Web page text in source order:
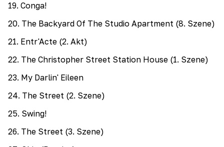
19. Conga!
20. The Backyard Of The Studio Apartment (8. Szene)
21. Entr'Acte (2. Akt)
22. The Christopher Street Station House (1. Szene)
23. My Darlin' Eileen
24. The Street (2. Szene)
25. Swing!
26. The Street (3. Szene)